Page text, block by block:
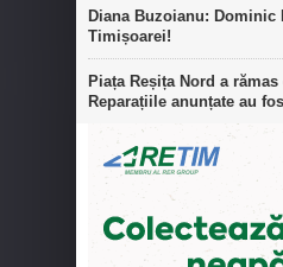
Diana Buzoianu: Dominic
Timișoarei!
Piața Reșița Nord a
Reparațiile anunțate au